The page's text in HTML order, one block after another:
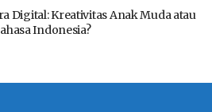
Digital: Kreativitas Anak Muda atau
Indonesia?